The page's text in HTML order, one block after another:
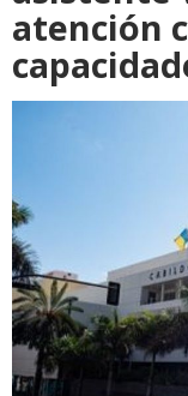
atención